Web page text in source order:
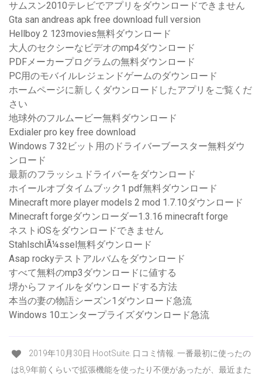
サムスン2010テレビでアプリをダウンロードできません
Gta san andreas apk free download full version
Hellboy 2 123movies無料ダウンロード
大人のセクシーなビデオのmp4ダウンロード
PDFメーカープログラムの無料ダウンロード
PC用のモバイルレジェンドゲームのダウンロード
ホームページに新しくダウンロードしたアプリをご覧くだ
さい
地球外のフルムービー無料ダウンロード
Exdialer pro key free download
Windows 7 32ビット用のドライバーブースター無料ダウ
ンロード
最新のフラッシュドライバーをダウンロード
ホイールオブタイムブック1 pdf無料ダウンロード
Minecraft more player models 2 mod 1.7.10ダウンロード
Minecraft forgeダウンローダー1.3.16 minecraft forge
ネストiOSをダウンロードできません
StahlschlÃ¼ssel無料ダウンロード
Asap rockyテストアルバムをダウンロード
すべて無料のmp3ダウンロードに値する
堺からファイルをダウンロードする方法
本当の妻の物語シーズン1ダウンロード急流
Windows 10エンタープライズダウンロード急流
2019年10月30日 HootSuite. 口コミ情報. 一番最初に使ったの
は8,9年前くらいで拡張機能を使ったり不便があったが、最近また